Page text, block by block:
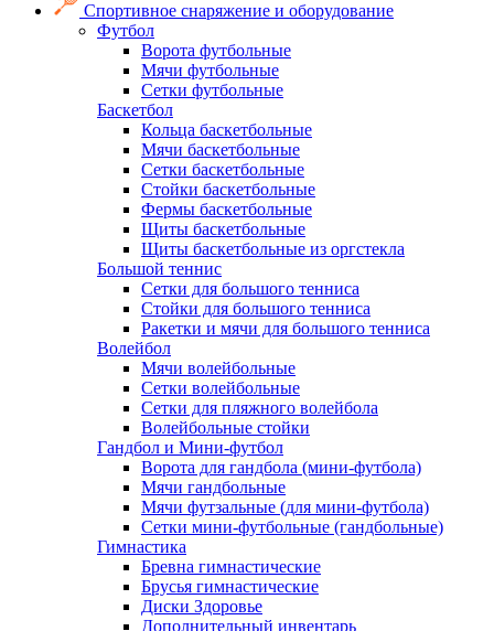
Спортивное снаряжение и оборудование
Футбол
Ворота футбольные
Мячи футбольные
Сетки футбольные
Баскетбол
Кольца баскетбольные
Мячи баскетбольные
Сетки баскетбольные
Стойки баскетбольные
Фермы баскетбольные
Щиты баскетбольные
Щиты баскетбольные из оргстекла
Большой теннис
Сетки для большого тенниса
Стойки для большого тенниса
Ракетки и мячи для большого тенниса
Волейбол
Мячи волейбольные
Сетки волейбольные
Сетки для пляжного волейбола
Волейбольные стойки
Гандбол и Мини-футбол
Ворота для гандбола (мини-футбола)
Мячи гандбольные
Мячи футзальные (для мини-футбола)
Сетки мини-футбольные (гандбольные)
Гимнастика
Бревна гимнастические
Брусья гимнастические
Диски Здоровье
Дополнительный инвентарь